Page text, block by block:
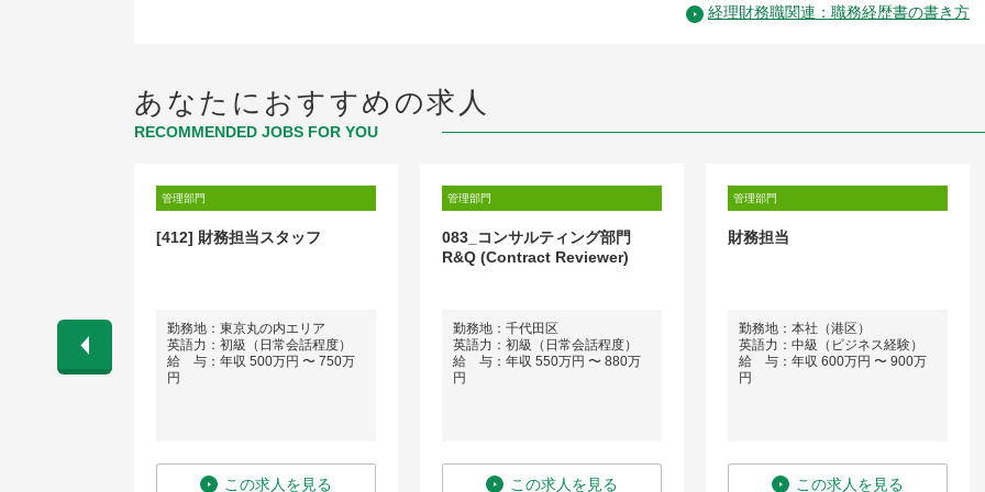
経理財務職関連：職務経歴書の書き方
あなたにおすすめの求人
RECOMMENDED JOBS FOR YOU
管理部門
[412] 財務担当スタッフ
勤務地：東京丸の内エリア
英語力：初級（日常会話程度）
給 与：年収 500万円 〜 750万
円
この求人を見る
管理部門
083_コンサルティング部門
R&Q (Contract Reviewer)
勤務地：千代田区
英語力：初級（日常会話程度）
給 与：年収 550万円 〜 880万
円
この求人を見る
管理部門
財務担当
勤務地：本社（港区）
英語力：中級（ビジネス経験）
給 与：年収 600万円 〜 900万
円
この求人を見る